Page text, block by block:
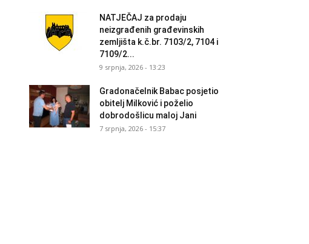
NATJEČAJ za prodaju
neizgrađenih građevinskih
zemljišta k.č.br. 7103/2, 7104 i
7109/2...
9 srpnja, 2026 - 13:23
Gradonačelnik Babac posjetio
obitelj Milković i poželio
dobrodošlicu maloj Jani
7 srpnja, 2026 - 15:37